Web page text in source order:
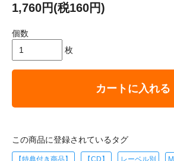
1,760円(税160円)
個数
枚
カートに入れる
この商品に登録されているタグ
【特典付き商品】 【CD】 レーベル別 M